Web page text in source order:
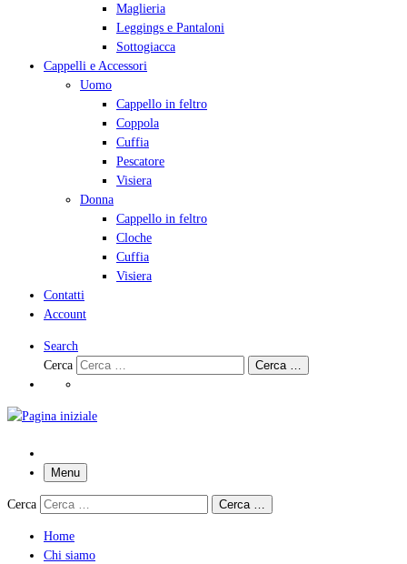
Maglieria
Leggings e Pantaloni
Sottogiacca
Cappelli e Accessori
Uomo
Cappello in feltro
Coppola
Cuffia
Pescatore
Visiera
Donna
Cappello in feltro
Cloche
Cuffia
Visiera
Contatti
Account
Search
Cerca
Cerca …
Menu
Cerca Cerca …
Home
Chi siamo